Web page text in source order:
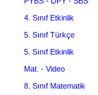
4. Sınıf Etkinlik
5. Sınıf Türkçe
5. Sınıf Etkinlik
Mat. - Video
8. Sınıf Matematik